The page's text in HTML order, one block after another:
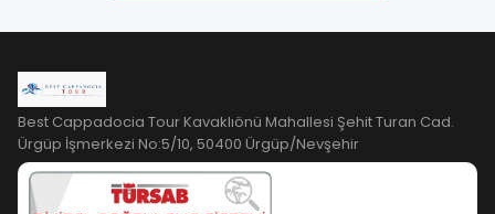
Best Cappadocia Tour Kavaklıönü Mahallesi Şehit Turan Cad.
Ürgüp İşmerkezi No:5/10, 50400 Ürgüp/Nevşehir